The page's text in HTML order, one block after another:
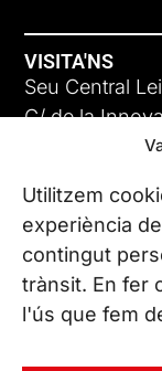
Utilitzem
experiència
contingut
trànsit. En fer
l'ús que fem
VISITA'NS
Seu Central
C/ de la
08225
Coneix les
CONTACTA’NS
Tel. (+34) 937